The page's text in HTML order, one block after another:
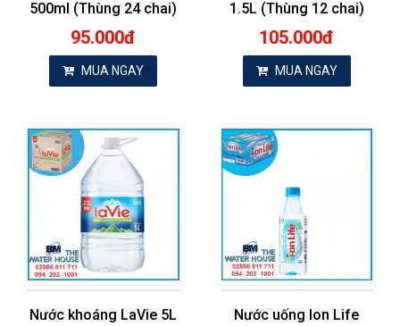
500ml (Thùng 24 chai)
95.000đ
MUA NGAY
1.5L (Thùng 12 chai)
105.000đ
MUA NGAY
Nước khoáng LaVie 5L
Nước uống Ion Life